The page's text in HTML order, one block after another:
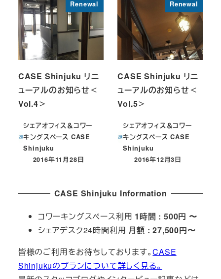
Renewal
CASE Shinjuku リニ
ューアルのお知らせ＜
Vol.4＞
シェアオフィス＆コワー
キングスペース CASE
Shinjuku
投稿日
2016年11月28日
Renewal
CASE Shinjuku リニ
ューアルのお知らせ＜
Vol.5＞
シェアオフィス＆コワー
キングスペース CASE
Shinjuku
投稿日
2016年12月3日
CASE Shinjuku Information
コワーキングスペース利用 1時間 : 500円 〜
シェアデスク24時間利用 月額 : 27,500円〜
皆様のご利用をお待ちしております。CASE
Shinjukuのプランについて詳しく見る。